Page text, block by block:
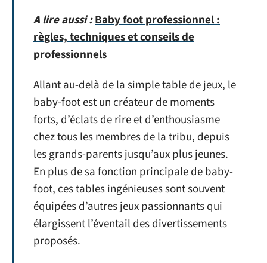
A lire aussi :Baby foot professionnel :
règles, techniques et conseils de
professionnels
Allant au-delà de la simple table de jeux, le
baby-foot est un créateur de moments
forts, d’éclats de rire et d’enthousiasme
chez tous les membres de la tribu, depuis
les grands-parents jusqu’aux plus jeunes.
En plus de sa fonction principale de baby-
foot, ces tables ingénieuses sont souvent
équipées d’autres jeux passionnants qui
élargissent l’éventail des divertissements
proposés.